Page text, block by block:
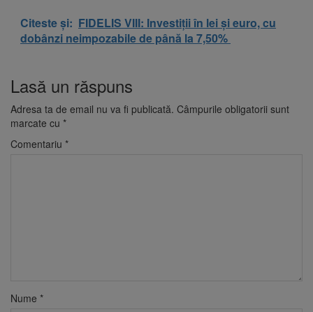
Citeste și: FIDELIS VIII: Investiții în lei și euro, cu
dobânzi neimpozabile de până la 7,50%
Lasă un răspuns
Adresa ta de email nu va fi publicată. Câmpurile obligatorii sunt
marcate cu *
Comentariu *
Nume *